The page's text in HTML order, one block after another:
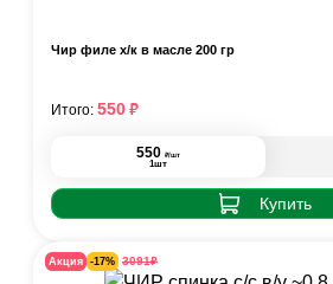
Чир филе х/к в масле 200 гр
550 ₽/шт
1шт
Купить
Итого: 550₽
Акция -17% 3091₽